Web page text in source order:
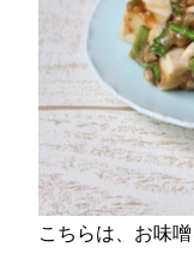
こちらは、お味